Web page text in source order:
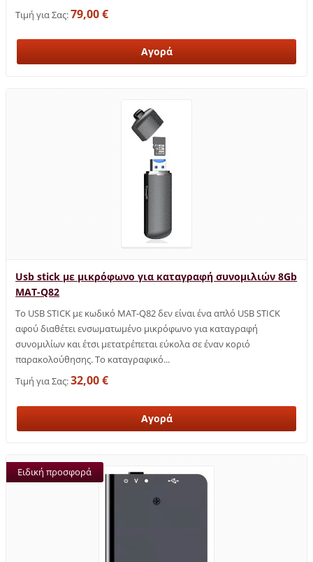
Τιμή για Σας:79,00 €
Usb stick με μικρόφωνο για καταγραφή συνομιλιών 8Gb
MAT-Q82
Το USB STICK με κωδικό MAT-Q82 δεν είναι ένα απλό USB STICK
αφού διαθέτει ενσωματωμένο μικρόφωνο για καταγραφή
συνομιλίων και έτσι μετατρέπεται εύκολα σε έναν κοριό
παρακολούθησης. Το καταγραφικό...
Τιμή για Σας:32,00 €
Ειδική προσφορά